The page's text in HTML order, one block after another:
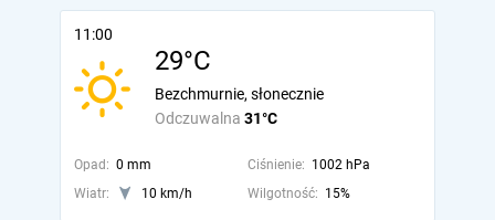
11:00
29°C
Odczuwalna 31°C
Bezchmurnie, słonecznie
Opad: 0 mm Ciśnienie: 1002 hPa
Wiatr:
10 km/h Wilgotność: 15%